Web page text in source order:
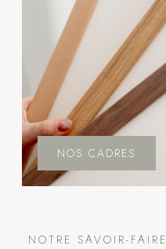
NOS CADRES
NOTRE SAVOIR-FAIRE